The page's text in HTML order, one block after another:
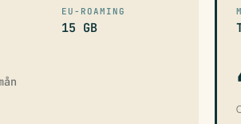
EU-ROAMING
15 GB